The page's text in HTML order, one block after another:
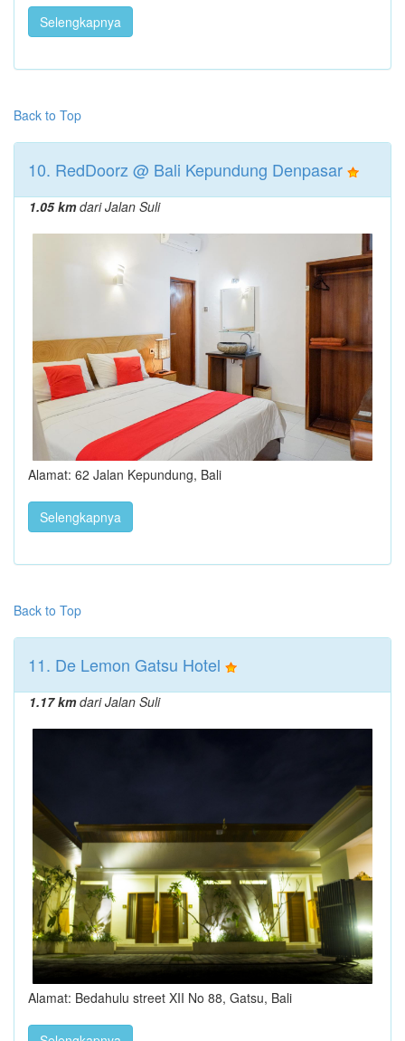
Selengkapnya
Back to Top
10. RedDoorz @ Bali Kepundung Denpasar
1.05 kmdari Jalan Suli
Alamat: 62 Jalan Kepundung, Bali
Selengkapnya
Back to Top
11. De Lemon Gatsu Hotel
1.17 kmdari Jalan Suli
Alamat: Bedahulu street XII No 88, Gatsu, Bali